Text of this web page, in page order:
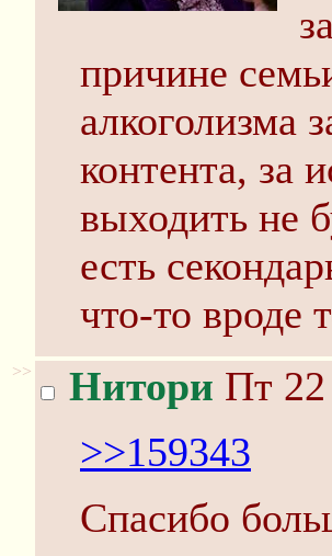
причине
алкоголизма
контента, за
выходить не
есть
что-то вроде
>> Нитори Пт 22
>>159343
Спасибо